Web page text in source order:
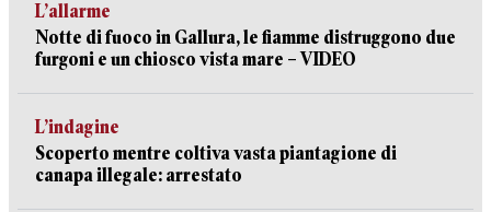
L’allarme
Notte di fuoco in Gallura, le fiamme distruggono due
furgoni e un chiosco vista mare – VIDEO
L’indagine
Scoperto mentre coltiva vasta piantagione di
canapa illegale: arrestato